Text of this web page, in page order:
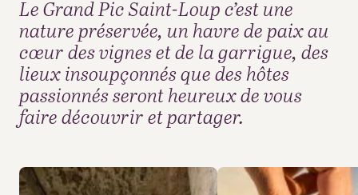
Le Grand Pic Saint-Loup c’est une
nature préservée, un havre de paix au
cœur des vignes et de la garrigue, des
lieux insoupçonnés que des hôtes
passionnés seront heureux de vous
faire découvrir et partager.